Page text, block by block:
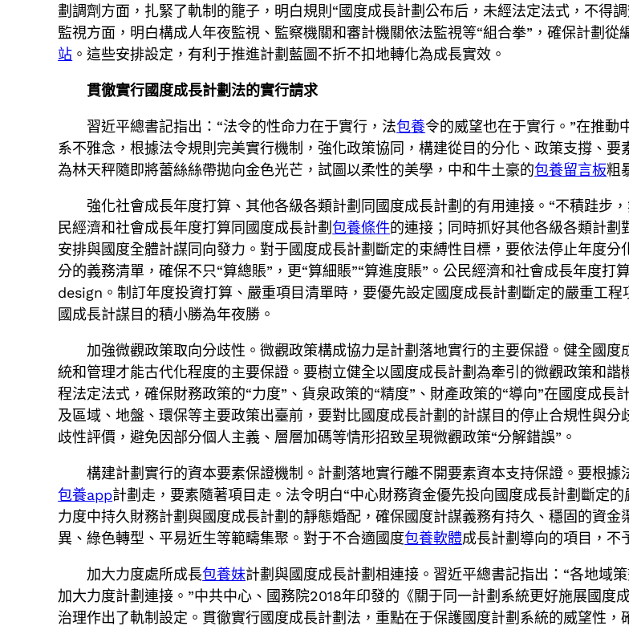
劃調劑方面，扎緊了軌制的籠子，明白規則“國度成長計劃公布后，未經法定法式，不得
監視方面，明白構成人年夜監視、監察機關和審計機關依法監視等“組合拳”，確保計劃
站 。這些安排設定，有利于推進計劃藍圖不折不扣地轉化為成長實效。
貫徹實行國度成長計劃法的實行請求
習近平總書記指出：“法令的性命力在于實行，法包養令的威望也在于實行。”在推動
系不雅念，根據法令規則完美實行機制，強化政策協同，構建從目的分化、政策支撐、
為林天秤隨即將蕾絲絲帶拋向金色光芒，試圖以柔性的美學，中和牛土豪的包養留言板粗
強化社會成長年度打算、其他各級各類計劃同國度成長計劃的有用連接。“不積跬步
民經濟和社會成長年度打算同國度成長計劃包養條件的連接；同時抓好其他各級各類計
安排與國度全體計謀同向發力。對于國度成長計劃斷定的束縛性目標，要依法停止年度分
分的義務清單，確保不只“算總賬”，更“算細賬”“算進度賬”。公民經濟和社會成長年度打
design。制訂年度投資打算、嚴重項目清單時，要優先設定國度成長計劃斷定的嚴重工
國成長計謀目的積小勝為年夜勝。
加強微觀政策取向分歧性。微觀政策構成協力是計劃落地實行的主要保證。健全國
統和管理才能古代化程度的主要保證。要樹立健全以國度成長計劃為牽引的微觀政策和
程法定法式，確保財務政策的“力度”、貨泉政策的“精度”、財產政策的“導向”在國度成
及區域、地盤、環保等主要政策出臺前，要對比國度成長計劃的計謀目的停止合規性與
歧性評價，避免因部分個人主義、層層加碼等情形招致呈現微觀政策“分解錯誤”。
構建計劃實行的資本要素保證機制。計劃落地實行離不開要素資本支持保證。要根
包養app計劃走，要素隨著項目走。法令明白“中心財務資金優先投向國度成長計劃斷定
力度中持久財務計劃與國度成長計劃的靜態婚配，確保國度計謀義務有持久、穩固的資
異、綠色轉型、平易近生等範疇集聚。對于不合適國度包養軟體成長計劃導向的項目，不
加大力度處所成長包養妹計劃與國度成長計劃相連接。習近平總書記指出：“各地域
加大力度計劃連接。”中共中心、國務院2018年印發的《關于同一計劃系統更好施展國度
治理作出了軌制設定。貫徹實行國度成長計劃法，重點在于保護國度計劃系統的威望性